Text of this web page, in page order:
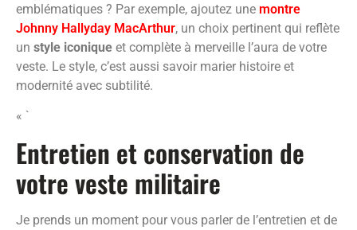
emblématiques ? Par exemple, ajoutez une montre
Johnny Hallyday MacArthur, un choix pertinent qui reflète
un style iconique et complète à merveille l’aura de votre
veste. Le style, c’est aussi savoir marier histoire et
modernité avec subtilité.
« `
Entretien et conservation de
votre veste militaire
Je prends un moment pour vous parler de l’entretien et de